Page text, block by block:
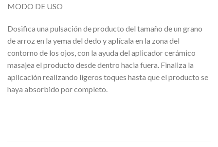
MODO DE USO
Dosifica una pulsación de producto del tamaño de un grano
de arroz en la yema del dedo y aplícala en la zona del
contorno de los ojos, con la ayuda del aplicador cerámico
masajea el producto desde dentro hacia fuera. Finaliza la
aplicación realizando ligeros toques hasta que el producto se
haya absorbido por completo.